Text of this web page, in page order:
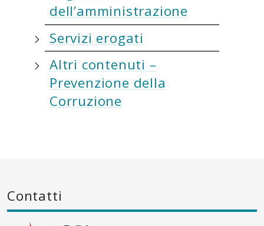
dell’amministrazione
Servizi erogati
Altri contenuti –
Prevenzione della
Corruzione
Contatti